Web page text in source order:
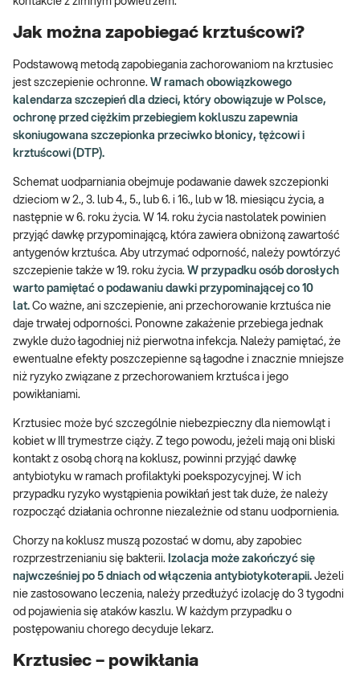
Jak można zapobiegać krztuścowi?
Podstawową metodą zapobiegania zachorowaniom na krztusiec
jest szczepienie ochronne. W ramach obowiązkowego
kalendarza szczepień dla dzieci, który obowiązuje w Polsce,
ochronę przed ciężkim przebiegiem kokluszu zapewnia
skoniugowana szczepionka przeciwko błonicy, tężcowi i
krztuścowi (DTP).
Schemat uodparniania obejmuje podawanie dawek szczepionki
dzieciom w 2., 3. lub 4., 5., lub 6. i 16., lub w 18. miesiącu życia, a
następnie w 6. roku życia. W 14. roku życia nastolatek powinien
przyjąć dawkę przypominającą, która zawiera obniżoną zawartość
antygenów krztuśca. Aby utrzymać odporność, należy powtórzyć
szczepienie także w 19. roku życia. W przypadku osób dorosłych
warto pamiętać o podawaniu dawki przypominającej co 10
lat. Co ważne, ani szczepienie, ani przechorowanie krztuśca nie
daje trwałej odporności. Ponowne zakażenie przebiega jednak
zwykle dużo łagodniej niż pierwotna infekcja. Należy pamiętać, że
ewentualne efekty poszczepienne są łagodne i znacznie mniejsze
niż ryzyko związane z przechorowaniem krztuśca i jego
powikłaniami.
Krztusiec może być szczególnie niebezpieczny dla niemowląt i
kobiet w III trymestrze ciąży. Z tego powodu, jeżeli mają oni bliski
kontakt z osobą chorą na koklusz, powinni przyjąć dawkę
antybiotyku w ramach profilaktyki poekspozycyjnej. W ich
przypadku ryzyko wystąpienia powikłań jest tak duże, że należy
rozpocząć działania ochronne niezależnie od stanu uodpornienia.
Chorzy na koklusz muszą pozostać w domu, aby zapobiec
rozprzestrzenianiu się bakterii. Izolacja może zakończyć się
najwcześniej po 5 dniach od włączenia antybiotykoterapii. Jeżeli
nie zastosowano leczenia, należy przedłużyć izolację do 3 tygodni
od pojawienia się ataków kaszlu. W każdym przypadku o
postępowaniu chorego decyduje lekarz.
Krztusiec – powikłania